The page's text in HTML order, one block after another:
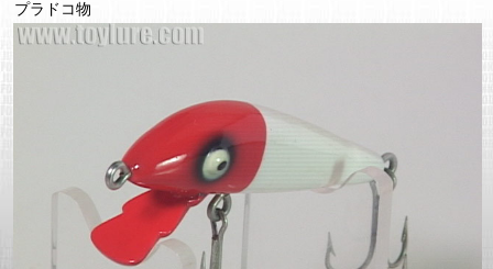
プラドコ物